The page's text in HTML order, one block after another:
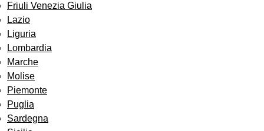
Friuli Venezia Giulia
Lazio
Liguria
Lombardia
Marche
Molise
Piemonte
Puglia
Sardegna